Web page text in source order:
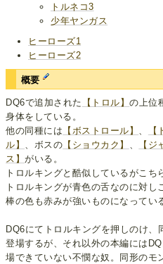
トルネコ3
少年ヤンガス
ヒーローズ1
ヒーローズ2
概要
DQ6で追加された 【トロル】の上位
身体をしている。
他の同種には 【ボストロール】 、
ル】 、ボスの 【ショウカク】 、 【ジ
ス】がいる。
トロルキングと酷似しているがこち
トロルキングが青色の舌なのに対
棒の色も赤みが強いものになってい
DQ6にてトロルキングを押しのけ
登場するが、それ以外の本編には
場できていない不憫な奴。同形のモ